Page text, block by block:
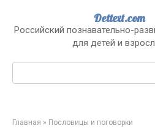
контенту
Dettext.com
Российский познавательно-
для детей и
Поиск:
Главная » Пословицы и поговорки